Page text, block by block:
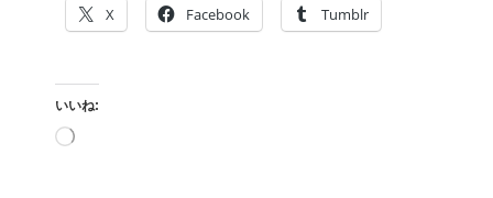
X Facebook Tumblr
いいね:
読
み